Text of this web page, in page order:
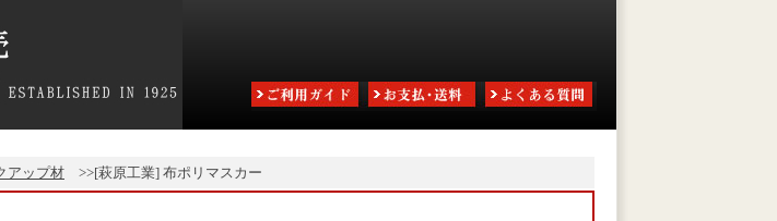
アップ材 >>[萩原工業] 布ポリマスカー